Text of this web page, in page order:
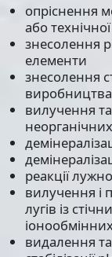
опріснення
або
знесолення
елементи
знесолення
виробництва
вилучення
реакції
вилучення і
лугів із
видалення